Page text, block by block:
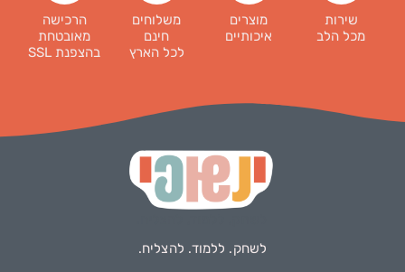
שירות
מכל הלב
מוצרים
איכותיים
משלוחים
חינם
לכל הארץ
הרכישה
מאובטחת
בהצפנת SSL
לשחק. ללמוד. להצליח.